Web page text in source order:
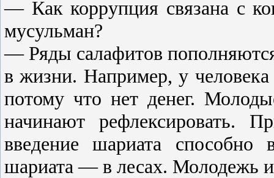
— Как коррупция связана с
мусульман?
— Ряды салафитов
в жизни. Например, у
потому что нет денег.
начинают рефлексировать.
введение шариата способно
шариата — в лесах. Молодежь